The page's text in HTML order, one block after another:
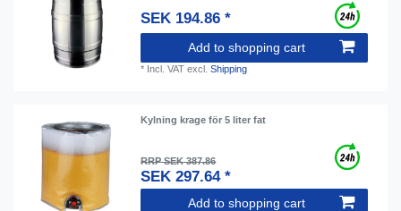
SEK 194.86 *
Add to shopping cart
* Incl. VAT excl.Shipping
Kylning krage för 5 liter fat
RRP SEK 387.86
SEK 297.64 *
Add to shopping cart